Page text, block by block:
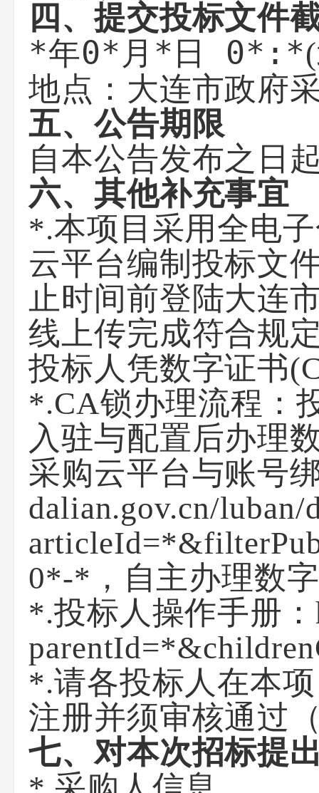
四、提交投标文件
*年0*月*日 0*:*
地点： 大连市政府
五、公告期限
自本公告发布之日
六、其他补充事宜
*.本项目采用全电
云平台编制投标文
止时间前登陆大连
线上传完成符合规
投标人凭数字证书
*.CA锁办理流程：
入驻与配置后办理
采购云平台与账号
dalian.gov.cn/luban/
0*-*，自主办理数
*.投标人操作手册
*.请各投标人在本
注册并须审核通过
七、对本次招标提